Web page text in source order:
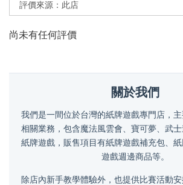
尚未有任何評價
關於我們
我們是一間位於台灣的紙牌遊戲專門店，
相關業務，包含魔法風雲會、寶可夢、武
紙牌遊戲，販售項目有紙牌遊戲補充包、
遊戲週邊商品等。
除店內新手教學體驗外，也提供比賽活動